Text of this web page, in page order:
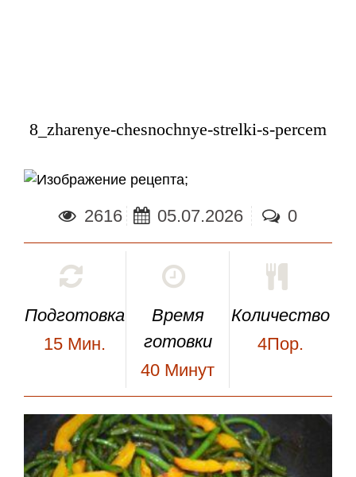
8_zharenye-chesnochnye-strelki-s-percem
;
2616 05.07.2026 0
Подготовка
15 Мин.
Время
готовки
40 Минут
Количество
4Пор.